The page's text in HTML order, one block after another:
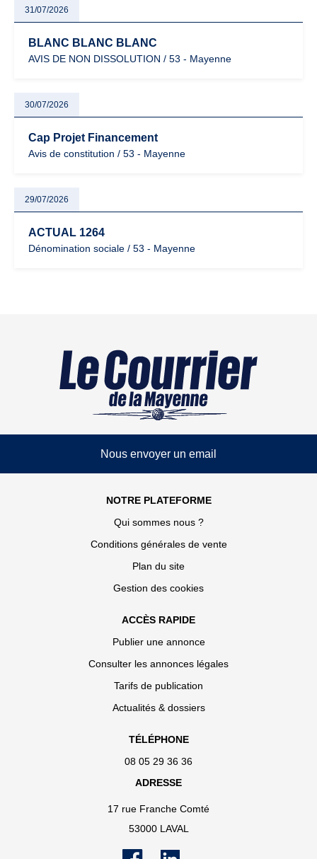
31/07/2026
BLANC BLANC BLANC
AVIS DE NON DISSOLUTION / 53 - Mayenne
30/07/2026
Cap Projet Financement
Avis de constitution / 53 - Mayenne
29/07/2026
ACTUAL 1264
Dénomination sociale / 53 - Mayenne
Nous envoyer un email
NOTRE PLATEFORME
Qui sommes nous ?
Conditions générales de vente
Plan du site
Gestion des cookies
ACCÈS RAPIDE
Publier une annonce
Consulter les annonces légales
Tarifs de publication
Actualités & dossiers
TÉLÉPHONE
08 05 29 36 36
ADRESSE
17 rue Franche Comté
53000 LAVAL